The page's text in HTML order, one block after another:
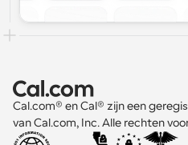
Cal.com® en Cal® zijn een
van Cal.com, Inc. Alle rechten